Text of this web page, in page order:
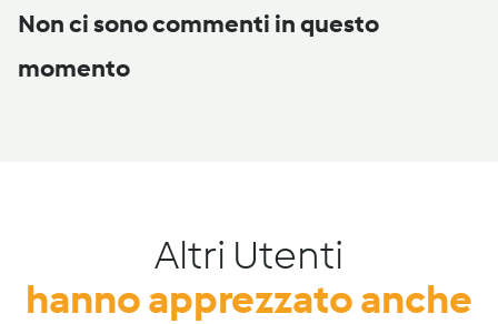
Non ci sono commenti in questo
momento
Altri Utenti
hanno apprezzato anche